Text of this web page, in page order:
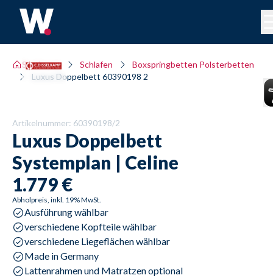
Sortiment Schlafen
Boxspringbetten Polsterbetten
Luxus Doppelbett 60390198 2
Artikelnummer: 60390198/2
Luxus Doppelbett
Systemplan | Celine
1.779 €
Abholpreis, inkl. 19% MwSt.
Ausführung wählbar
verschiedene Kopfteile wählbar
verschiedene Liegeflächen wählbar
Made in Germany
Lattenrahmen und Matratzen optional